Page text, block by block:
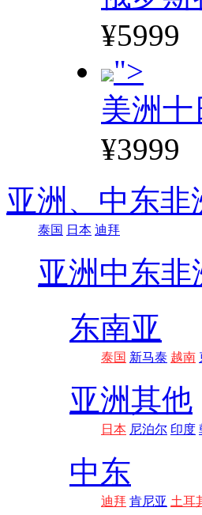
¥5999
">
美洲
¥3999
亚洲、 中东非
泰国 日本 迪拜
亚洲 中东非
东南亚
泰国 新马泰 越南
亚洲其他
日本 尼泊尔 印度
中东
迪拜 肯尼亚 土耳